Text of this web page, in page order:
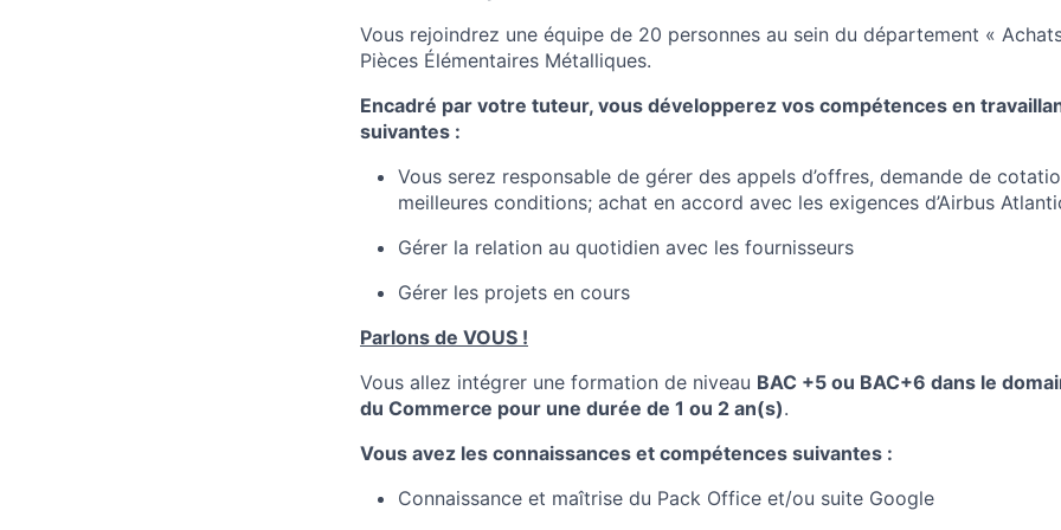
Vous rejoindrez une équipe de 20 personnes au sein du département «
Pièces Élémentaires Métalliques.
Encadré par votre tuteur, vous développerez vos compétences en
suivantes :
Vous serez responsable de gérer des appels d’offres, demande de
meilleures conditions; achat en accord avec les exigences d’Airbus
Gérer la relation au quotidien avec les fournisseurs
Gérer les projets en cours
Parlons de VOUS !
Vous allez intégrer une formation de niveau BAC +5 ou BAC+6 dans le
du Commerce pour une durée de 1 ou 2 an(s).
Vous avez les connaissances et compétences suivantes :
Connaissance et maîtrise du Pack Office et/ou suite Google